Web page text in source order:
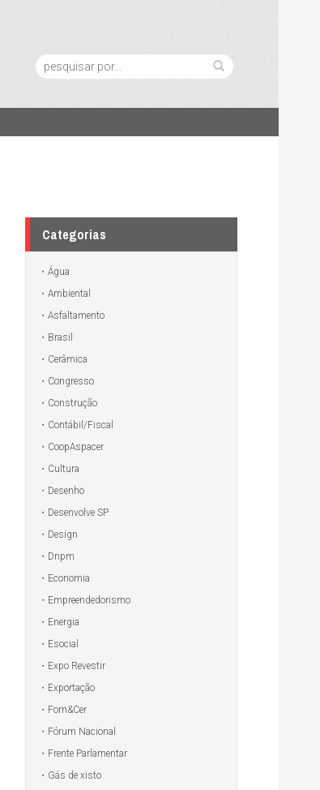
Pesquisa:
Categorias
Água
Ambiental
Asfaltamento
Brasil
Cerâmica
Congresso
Construção
Contábil/Fiscal
CoopAspacer
Cultura
Desenho
Desenvolve SP
Design
Dnpm
Economia
Empreendedorismo
Energia
Esocial
Expo Revestir
Exportação
Forn&Cer
Fórum Nacional
Frente Parlamentar
Gás de xisto